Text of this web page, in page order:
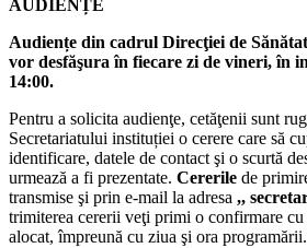
AUDIENȚE
Audiențe din cadrul Direcţiei de
vor desfăşura în fiecare zi de vineri, în
14:00.
Pentru a solicita audienţe, cetăţenii sunt
Secretariatului instituției o cerere care să
identificare, datele de contact şi o scurtă
urmează a fi prezentate. Cererile de
transmise şi prin e-mail la adresa ,,
trimiterea cererii veţi primi o confirmare
alocat, împreună cu ziua şi ora programării.